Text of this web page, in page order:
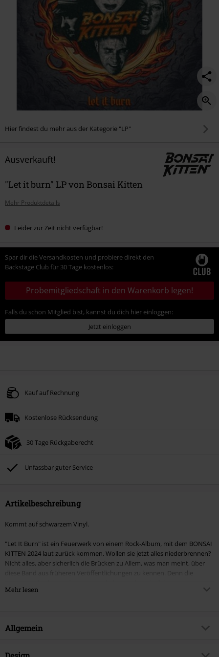
Hier findest du mehr aus der Kategorie "LP"
Ausverkauft!
"Let it burn" LP von Bonsai Kitten
Mehr Produktdetails
Leider zur Zeit nicht verfügbar!
Spar dir die Versandkosten und probiere direkt den
Backstage Club für 30 Tage kostenlos:
Probemitgliedschaft in den Warenkorb legen!
Falls du schon Mitglied bist, kannst du dich hier einloggen:
Jetzt einloggen
Kauf auf Rechnung
Kostenlose Rücksendung
30 Tage Rückgaberecht
Unfassbar guter Service
Artikelbeschreibung
Kommt auf schwarzem Vinyl.
"Let It Burn" ist ein Feuerwerk von einem Rock-Album, mit dem BONSAI
KITTEN 2024 laut zurück kommen. Wollen sie jetzt alles niederbrennen?
Nicht alles, aber sicherlich die Brücken zu Allem, was man meint, über
diese Band aus früheren Veröffentlichungen zu kennen. Denn die
eingeschlagenen Weg. Leidenschaftlich und ungestüm prescht die Band
Musikalisch hat sich der Stil der Band über die Jahre vom Punk-A-Billy
Sängerin Marleen hat ihre Band mit Metal- Schlagzeuger Marc "Reign"
Mehr lesen
Allgemein
Artikelnummer: